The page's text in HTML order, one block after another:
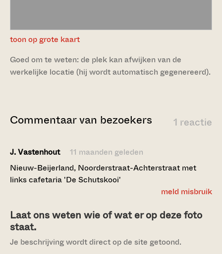
toon op grote kaart
Goed om te weten: de plek kan afwijken van de
werkelijke locatie (hij wordt automatisch gegenereerd).
1 reactie
Commentaar van bezoekers
J. Vastenhout
11 maanden geleden
Nieuw-Beijerland, Noorderstraat-Achterstraat met
links cafetaria 'De Schutskooi'
meld misbruik
Laat ons weten wie of wat er op deze foto
staat.
Je beschrijving wordt direct op de site getoond.